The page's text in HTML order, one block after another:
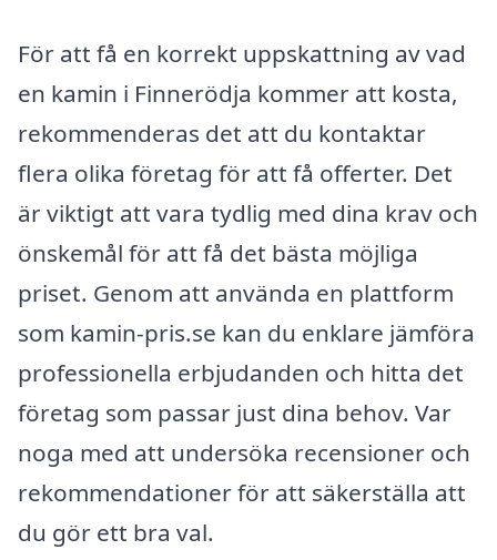
För att få en korrekt uppskattning av vad
en kamin i Finnerödja kommer att kosta,
rekommenderas det att du kontaktar
flera olika företag för att få offerter. Det
är viktigt att vara tydlig med dina krav och
önskemål för att få det bästa möjliga
priset. Genom att använda en plattform
som kamin-pris.se kan du enklare jämföra
professionella erbjudanden och hitta det
företag som passar just dina behov. Var
noga med att undersöka recensioner och
rekommendationer för att säkerställa att
du gör ett bra val.